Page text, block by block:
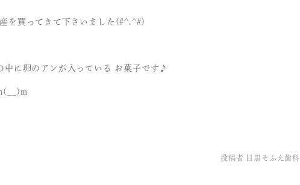
を買ってきて下さいました(#^.^#)
中に卵のアンが入っている お菓子です♪
投稿者 目黒そふえ歯科